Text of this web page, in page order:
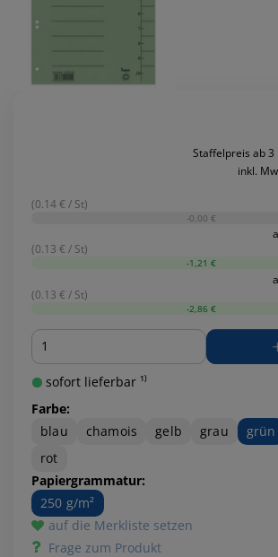
Staffelpreis ab 3
inkl.
(0.14 € / St)
-0,00 €
(0.13 € / St)
-1,21 €
(0.13 € / St)
-2,86 €
Menge
sofort lieferbar ¹⁾
Farbe:
blau
chamois gelb grau grün
rot
Papiergrammatur:
250 g/m²
auf die Merkliste setzen
Frage zum Produkt